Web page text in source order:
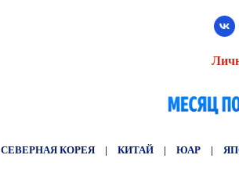
СЕВЕРНАЯ КОРЕЯ | КИТАЙ | ЮАР |